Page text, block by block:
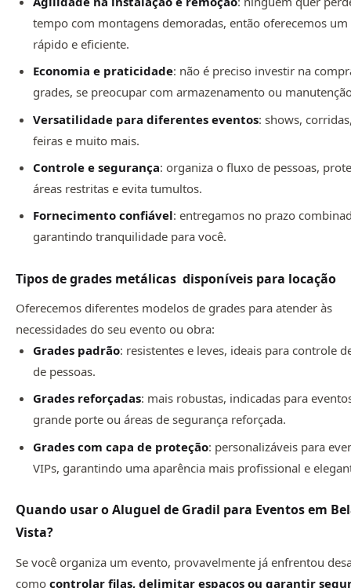
tempo com montagens demoradas, então oferecemos um
rápido e eficiente.
Economia e praticidade: não é preciso investir na
grades, se preocupar com armazenamento ou
Versatilidade para diferentes eventos: shows,
feiras e muito mais.
Controle e segurança: organiza o fluxo de pessoas,
áreas restritas e evita tumultos.
Fornecimento confiável: entregamos no prazo
garantindo tranquilidade para você.
Tipos de grades metálicas disponíveis para locação
Oferecemos diferentes modelos de grades para atender às
necessidades do seu evento ou obra:
Grades padrão: resistentes e leves, ideais para controle
de pessoas.
Grades reforçadas: mais robustas, indicadas para
grande porte ou áreas de segurança reforçada.
Grades com capa de proteção: personalizáveis para
VIPs, garantindo uma aparência mais profissional e
Quando usar o Aluguel de Gradil para Eventos em
Vista?
Se você organiza um evento, provavelmente já enfrentou
como controlar filas, delimitar espaços ou garantir